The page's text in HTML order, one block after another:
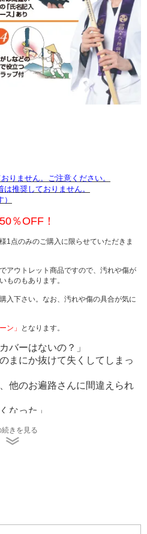
りません。ご注意ください。
推奨しておりません。
50％OFF！
1点のみのご購入に限らせていただきま
アウトレット商品ですので、汚れや傷が
ものもあります。
入下さい。なお、汚れや傷の具合が気に
ン」 となります。
バーはないの？」
まにか抜けて失くしてしまっ
他のお遍路さんに間違えられ
なった」
、ご要望を反映した、今まで
デル
続きを見る